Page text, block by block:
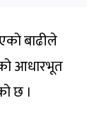
बाढीले
आधारभूत
छ ।